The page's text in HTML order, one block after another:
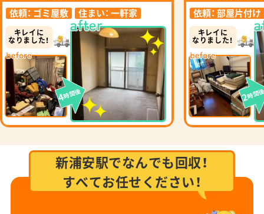
依頼： ゴミ屋敷 住まい： 一軒家
キレイに
なりました！
4時間後
依頼： 部屋片付け
キレイに
なりました！
2時間
新浦安駅でなんでも回収！
すべてお任せください！